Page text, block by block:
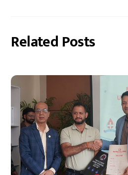
Related Posts